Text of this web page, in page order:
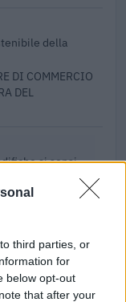
third parties, or
for
below opt-out
that after your
della
DI COMMERCIO
DEL
ai sensi
171 final)
vouchers